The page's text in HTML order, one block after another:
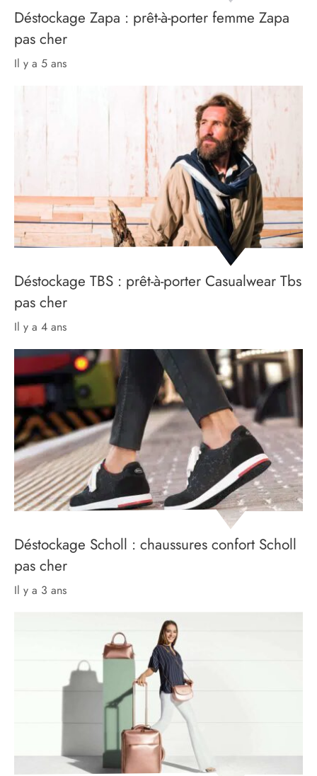
Déstockage Zapa : prêt-à-porter femme Zapa
pas cher
il y a 5 ans
Déstockage TBS : prêt-à-porter Casualwear Tbs
pas cher
il y a 4 ans
Déstockage Scholl : chaussures confort Scholl
pas cher
il y a 3 ans